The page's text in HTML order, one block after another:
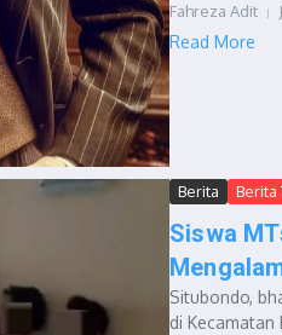
Fahreza Adit
Read More
Berita Berita
Siswa
Situbondo,
di